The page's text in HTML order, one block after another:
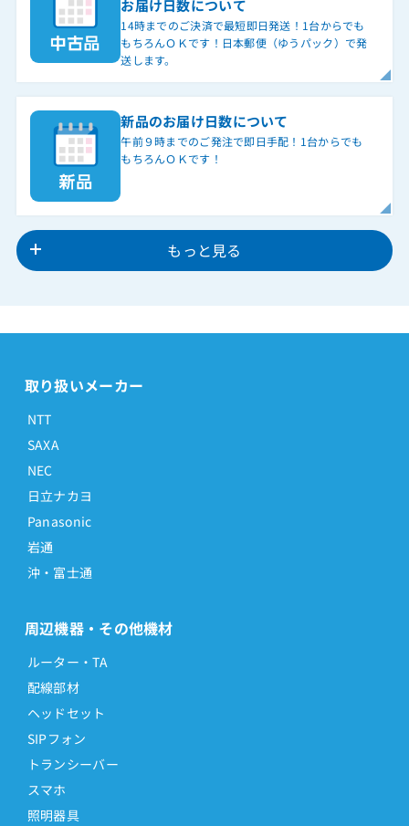
お届け日数について
14時までのご決済で最短即日発送！1台からでも
もちろんＯＫです！日本郵便（ゆうパック）で発
送します。
新品のお届け日数について
午前９時までのご発注で即日手配！1台からでも
もちろんＯＫです！
もっと見る
取り扱いメーカー
NTT
SAXA
NEC
日立ナカヨ
Panasonic
岩通
沖・富士通
周辺機器・その他機材
ルーター・TA
配線部材
ヘッドセット
SIPフォン
トランシーバー
スマホ
照明器具